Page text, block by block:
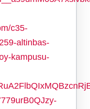
c35-
altinbas-
kampusu-